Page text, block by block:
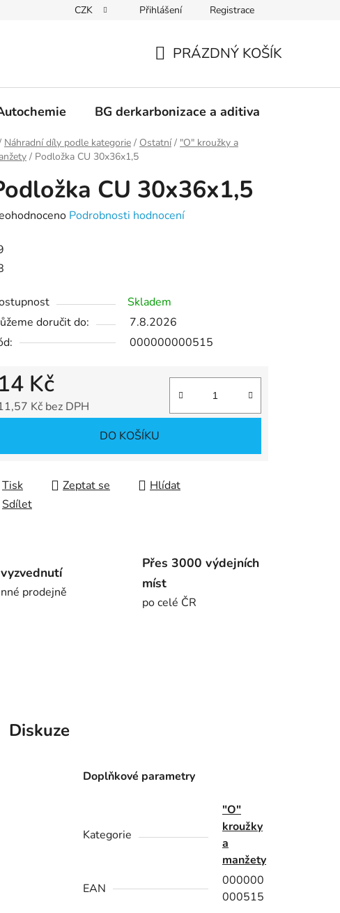
CZK Přihlášení Registrace
KOŠÍK
PRÁZDNÝ KOŠÍK
BG derkarbonizace a aditiva
Náhradní díly podle kategorie / Ostatní / "O" kroužky a
/ Podložka CU 30x36x1,5
CU 30x36x1,5
Podrobnosti hodnocení
Skladem
doručit do:
7.8.2026
000000000515
14 Kč
Kč bez DPH
DO KOŠÍKU
Tisk Zeptat se
Hlídat
Sdílet
prodejně
Přes 3000 výdejních
míst
po celé ČR
Diskuze
Doplňkové parametry
Kategorie
"O"
kroužky
a
manžety
EAN
000000
000515